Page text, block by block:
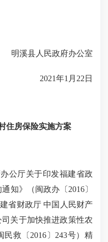
明溪县人民政府办公室
2021年1 月 22 日
住房保险实施方案
公厅关于印发福建省政
知》（闽政办〔 2016〕
省财政厅 中国人民财产
关于加快推进政策性农
民救〔 2016 〕 243号）精